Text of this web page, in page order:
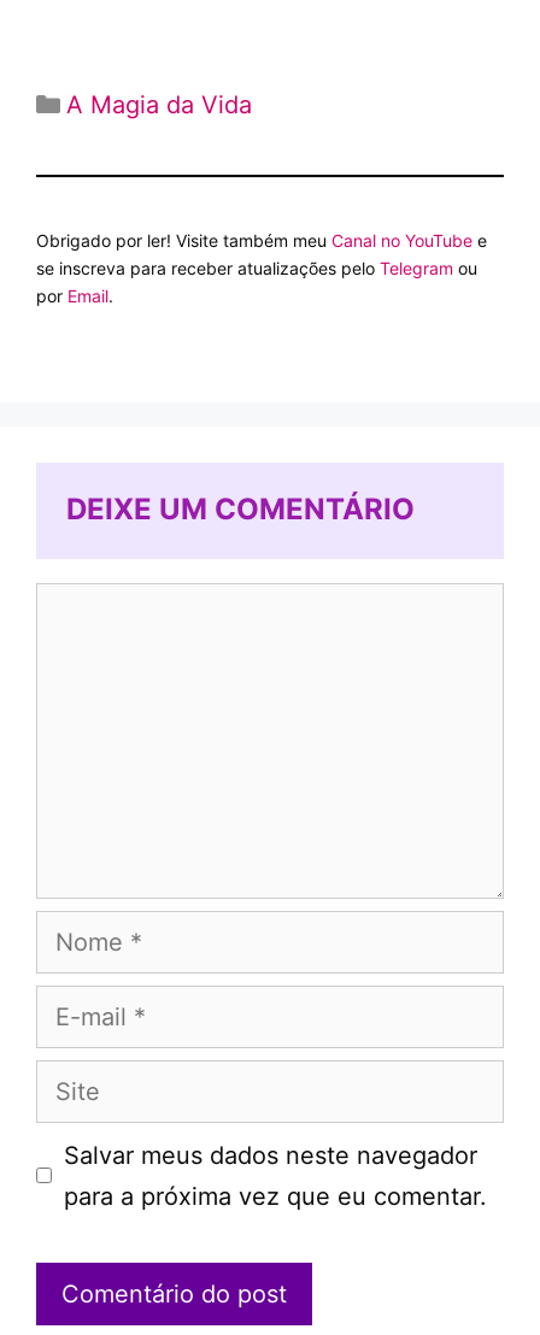
Categorias
A Magia da Vida
Obrigado por ler! Visite também meu Canal no YouTube e
se inscreva para receber atualizações pelo Telegram ou
por Email.
DEIXE UM COMENTÁRIO
Nome
E-
mail
Site
Salvar meus dados neste navegador
para a próxima vez que eu comentar.